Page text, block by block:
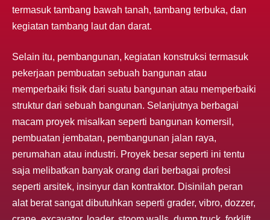
termasuk tambang bawah tanah, tambang terbuka, dan
kegiatan tambang laut dan darat.
Selain itu, pembangunan, kegiatan konstruksi termasuk
pekerjaan pembuatan sebuah bangunan atau
memperbaiki fisik dari suatu bangunan atau memperbaiki
struktur dari sebuah bangunan. Selanjutnya berbagai
macam proyek misalkan seperti bangunan komersil,
pembuatan jembatan, pembangunan jalan raya,
perumahan atau industri. Proyek besar seperti ini tentu
saja melibatkan banyak orang dari berbagai profesi
seperti arsitek, insinyur dan kontraktor. Disinilah peran
alat berat sangat dibutuhkan seperti grader, vibro, dozzer,